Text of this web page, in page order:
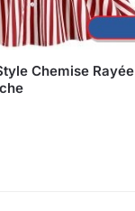
Chemise Rayée